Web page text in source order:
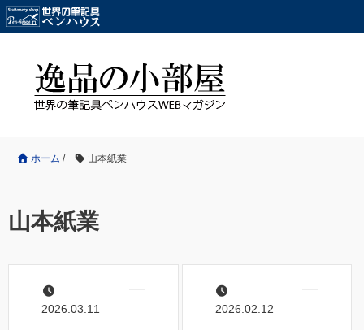
ホーム / 山本紙業
山本紙業
2026.03.11 2026.02.12